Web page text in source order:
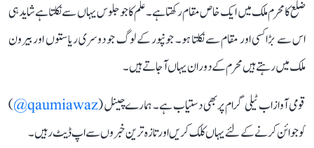
ضلع کا محرم ملک میں ایک خاص مقام رکھتا ہے۔ علم کا جو جلوس یہاں سے نکلتا ہے شاید ہی
اس سے بڑا کسی اور مقام سے نکلتا ہو۔ جونپور کے لوگ جو دوسری ریاستوں اور بیرون
ملک میں رہتے ہیں محرم کے دوران یہاں آجاتے ہیں۔
قومی آواز اب ٹیلی گرام پر بھی دستیاب ہے۔ ہمارے چینل (qaumiawaz@
)
کو جوائن کرنے کے لئے یہاں کلک کریں اور تازہ ترین خبروں سے اپ ڈیٹ رہیں۔